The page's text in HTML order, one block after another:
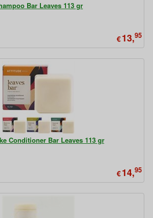
Bar Leaves 113 gr
€13,95
Conditioner Bar Leaves 113 gr
€14,95